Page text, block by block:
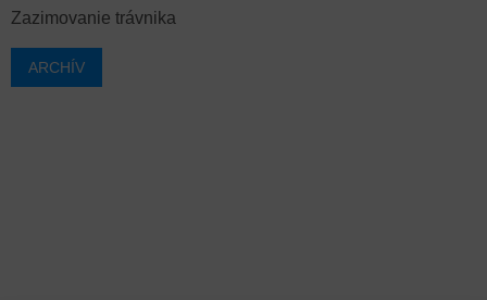
Zazimovanie trávnika
ARCHÍV